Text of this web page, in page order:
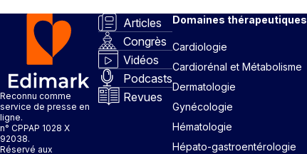
Reconnu comme
service de presse en
ligne.
n° CPPAP 1028 X
92038.
Réservé aux
Articles
Congrès
Vidéos
Podcasts
Revues
Domaines thérapeutiques
Cardiologie
Cardiorénal et Métabolisme
Dermatologie
Gynécologie
Hématologie
Hépato-gastroentérologie